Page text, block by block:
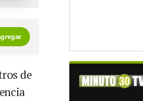
de